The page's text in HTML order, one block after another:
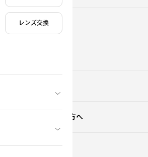
レンズ交換
はじめてご利用される方へ